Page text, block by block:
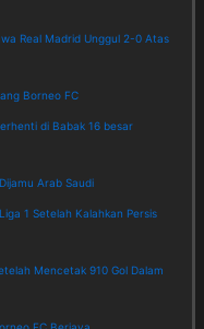
Real Madrid Unggul 2-0 Atas
Borneo FC
di Babak 16 besar
Arab Saudi
1 Setelah Kalahkan Persis
Mencetak 910 Gol Dalam